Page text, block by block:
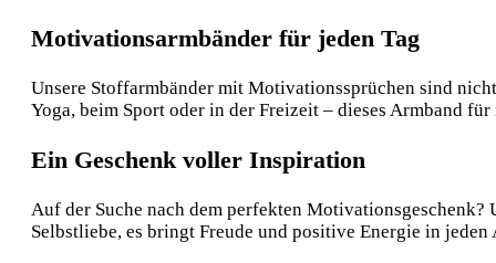
Motivationsarmbänder für jeden Tag
Unsere Stoffarmbänder mit Motivationssprüchen sind
Yoga, beim Sport oder in der Freizeit – dieses Armband
Ein Geschenk voller Inspiration
Auf der Suche nach dem perfekten
Selbstliebe, es bringt Freude und positive Energie in jeden